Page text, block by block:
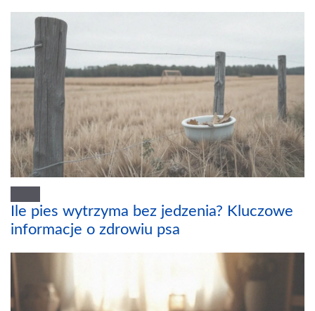
Ile pies wytrzyma bez jedzenia? Kluczowe
informacje o zdrowiu psa